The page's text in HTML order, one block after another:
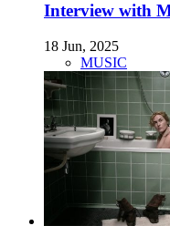
Interview with
18 Jun, 2025
MUSIC